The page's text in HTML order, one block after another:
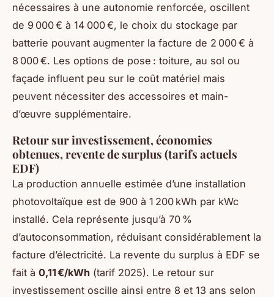
nécessaires à une autonomie renforcée, oscillent
de 9 000 € à 14 000 €, le choix du stockage par
batterie pouvant augmenter la facture de 2 000 € à
8 000 €. Les options de pose : toiture, au sol ou
façade influent peu sur le coût matériel mais
peuvent nécessiter des accessoires et main-
d’œuvre supplémentaire.
Retour sur investissement, économies
obtenues, revente de surplus (tarifs actuels
EDF)
La production annuelle estimée d’une installation
photovoltaïque est de 900 à 1 200 kWh par kWc
installé. Cela représente jusqu’à 70 %
d’autoconsommation, réduisant considérablement la
facture d’électricité. La revente du surplus à EDF se
fait à 0,11 €/kWh (tarif 2025). Le retour sur
investissement oscille ainsi entre 8 et 13 ans selon